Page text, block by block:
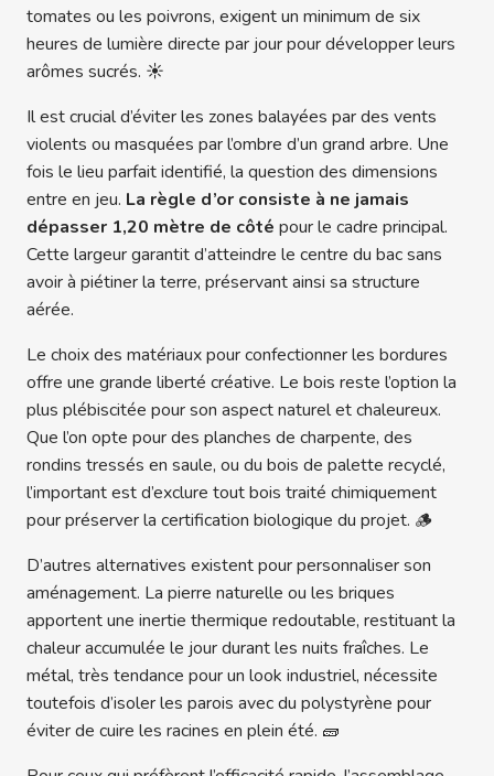
tomates ou les poivrons, exigent un minimum de six
heures de lumière directe par jour pour développer leurs
arômes sucrés. ☀️
Il est crucial d’éviter les zones balayées par des vents
violents ou masquées par l’ombre d’un grand arbre. Une
fois le lieu parfait identifié, la question des dimensions
entre en jeu. La règle d’or consiste à ne jamais
dépasser 1,20 mètre de côté pour le cadre principal.
Cette largeur garantit d’atteindre le centre du bac sans
avoir à piétiner la terre, préservant ainsi sa structure
aérée.
Le choix des matériaux pour confectionner les bordures
offre une grande liberté créative. Le bois reste l’option la
plus plébiscitée pour son aspect naturel et chaleureux.
Que l’on opte pour des planches de charpente, des
rondins tressés en saule, ou du bois de palette recyclé,
l’important est d’exclure tout bois traité chimiquement
pour préserver la certification biologique du projet. 🪵
D’autres alternatives existent pour personnaliser son
aménagement. La pierre naturelle ou les briques
apportent une inertie thermique redoutable, restituant la
chaleur accumulée le jour durant les nuits fraîches. Le
métal, très tendance pour un look industriel, nécessite
toutefois d’isoler les parois avec du polystyrène pour
éviter de cuire les racines en plein été. 🧱